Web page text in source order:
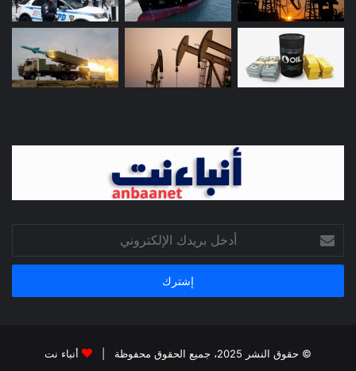
بريدك
الإلكتروني
© حقوق النشر 2025، جميع الحقوق محفوظة | أنباء نت